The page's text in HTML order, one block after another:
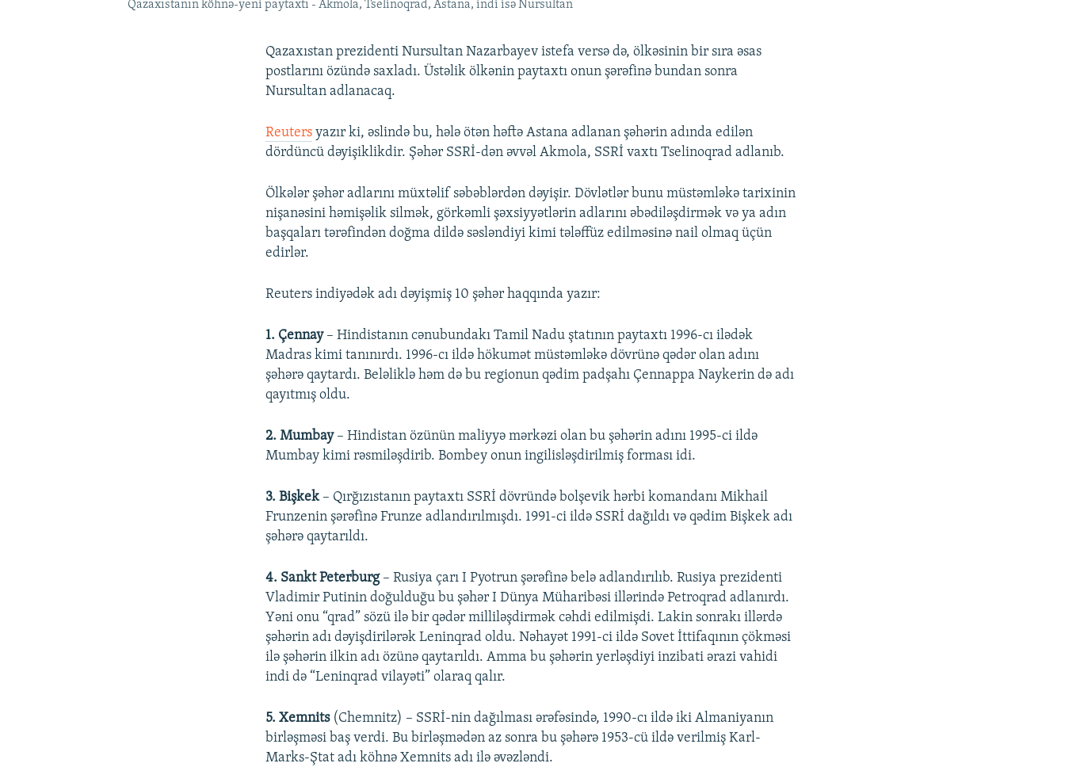
Qazaxıstanın köhnə-yeni paytaxtı - Akmola, Tselinoqrad, Astana, indi isə Nursultan
Qazaxıstan prezidenti Nursultan Nazarbayev istefa versə də, ölkəsinin bir sıra əsas
postlarını özündə saxladı. Üstəlik ölkənin paytaxtı onun şərəfinə bundan sonra
Nursultan adlanacaq.
Reuters yazır ki, əslində bu, hələ ötən həftə Astana adlanan şəhərin adında edilən
dördüncü dəyişiklikdir. Şəhər SSRİ-dən əvvəl Akmola, SSRİ vaxtı Tselinoqrad adlanıb.
Ölkələr şəhər adlarını müxtəlif səbəblərdən dəyişir. Dövlətlər bunu müstəmləkə tarixinin
nişanəsini həmişəlik silmək, görkəmli şəxsiyyətlərin adlarını əbədiləşdirmək və ya adın
başqaları tərəfindən doğma dildə səsləndiyi kimi tələffüz edilməsinə nail olmaq üçün
edirlər.
Reuters indiyədək adı dəyişmiş 10 şəhər haqqında yazır:
1. Çennay– Hindistanın cənubundakı Tamil Nadu ştatının paytaxtı 1996-cı ilədək
Madras kimi tanınırdı. 1996-cı ildə hökumət müstəmləkə dövrünə qədər olan adını
şəhərə qaytardı. Beləliklə həm də bu regionun qədim padşahı Çennappa Naykerin də adı
qayıtmış oldu.
2. Mumbay– Hindistan özünün maliyyə mərkəzi olan bu şəhərin adını 1995-ci ildə
Mumbay kimi rəsmiləşdirib. Bombey onun ingilisləşdirilmiş forması idi.
3. Bişkek– Qırğızıstanın paytaxtı SSRİ dövründə bolşevik hərbi komandanı Mikhail
Frunzenin şərəfinə Frunze adlandırılmışdı. 1991-ci ildə SSRİ dağıldı və qədim Bişkek adı
şəhərə qaytarıldı.
4. Sankt Peterburg– Rusiya çarı I Pyotrun şərəfinə belə adlandırılıb. Rusiya prezidenti
Vladimir Putinin doğulduğu bu şəhər I Dünya Müharibəsi illərində Petroqrad adlanırdı.
Yəni onu “qrad” sözü ilə bir qədər milliləşdirmək cəhdi edilmişdi. Lakin sonrakı illərdə
şəhərin adı dəyişdirilərək Leninqrad oldu. Nəhayət 1991-ci ildə Sovet İttifaqının çökməsi
ilə şəhərin ilkin adı özünə qaytarıldı. Amma bu şəhərin yerləşdiyi inzibati ərazi vahidi
indi də “Leninqrad vilayəti” olaraq qalır.
5. Xemnits(Chemnitz) – SSRİ-nin dağılması ərəfəsində, 1990-cı ildə iki Almaniyanın
birləşməsi baş verdi. Bu birləşmədən az sonra bu şəhərə 1953-cü ildə verilmiş Karl-
Marks-Ştat adı köhnə Xemnits adı ilə əvəzləndi.